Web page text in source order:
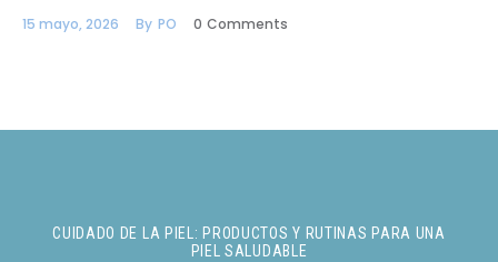
15 mayo, 2026 By PO 0 Comments
CUIDADO DE LA PIEL: PRODUCTOS Y RUTINAS PARA UNA
PIEL SALUDABLE